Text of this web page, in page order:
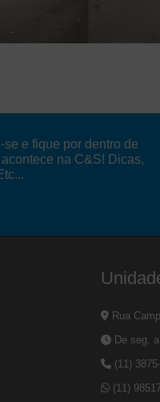
se e fique por dentro de
na C&S! Dicas,
Rua
De seg. a
(11)
(11)